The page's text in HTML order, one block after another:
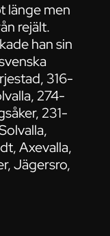
länge men
rejält.
han sin
316-
274-
231-
Axevalla,
Jägersro,